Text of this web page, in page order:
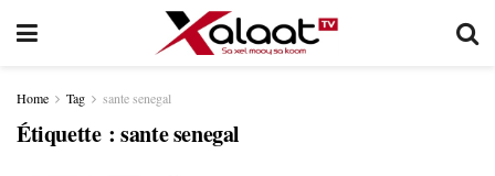
Home Tag sante senegal
Étiquette :sante senegal